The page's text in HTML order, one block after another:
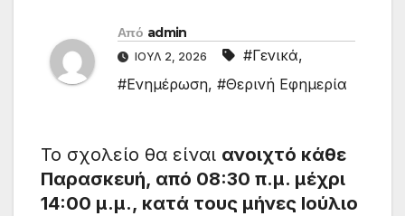
Από admin
ΙΟΎΛ 2, 2026 #Γενικά,
#Ενημέρωση, #Θερινή Εφημερία
Το σχολείο θα είναι ανοιχτό κάθε
Παρασκευή, από 08:30 π.μ. μέχρι
14:00 μ.μ., κατά τους μήνες Ιούλιο